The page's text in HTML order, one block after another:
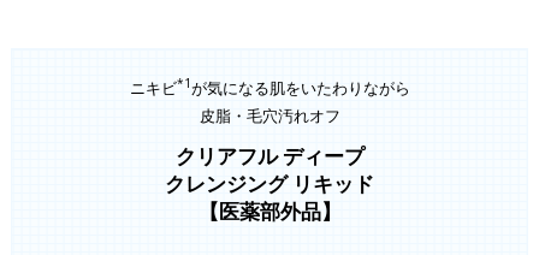
ニキビ*1が気になる肌をいたわりながら
皮脂・毛穴汚れオフ
クリアフル ディープ
クレンジング リキッド
【医薬部外品】